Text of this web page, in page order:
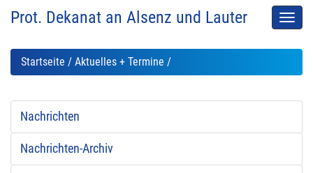
Prot. Dekanat an Alsenz und Lauter
Startseite / Aktuelles + Termine /
Nachrichten
Nachrichten-Archiv